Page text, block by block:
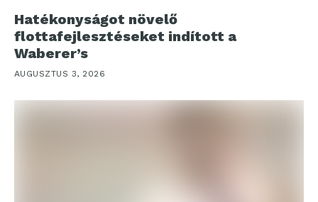
Hatékonyságot növelő
flottafejlesztéseket indított a
Waberer’s
AUGUSZTUS 3, 2026